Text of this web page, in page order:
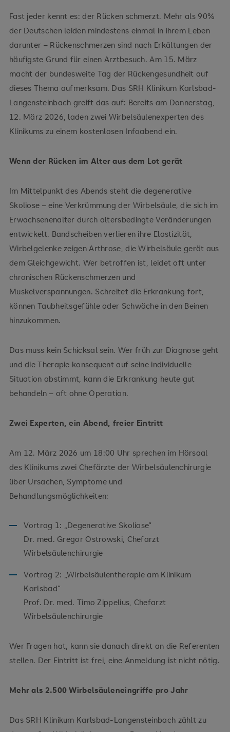
Fast jeder kennt es: der Rücken schmerzt. Mehr als 90%
der Deutschen leiden mindestens einmal in ihrem Leben
darunter – Rückenschmerzen sind nach Erkältungen der
häufigste Grund für einen Arztbesuch. Am 15. März
macht der bundesweite Tag der Rückengesundheit auf
dieses Thema aufmerksam. Das SRH Klinikum Karlsbad-
Langensteinbach greift das auf: Bereits am Donnerstag,
12. März 2026, laden zwei Wirbelsäulenexperten des
Klinikums zu einem kostenlosen Infoabend ein.
Wenn der Rücken im Alter aus dem Lot gerät
Im Mittelpunkt des Abends steht die degenerative
Skoliose – eine Verkrümmung der Wirbelsäule, die sich im
Erwachsenenalter durch altersbedingte Veränderungen
entwickelt. Bandscheiben verlieren ihre Elastizität,
Wirbelgelenke zeigen Arthrose, die Wirbelsäule gerät aus
dem Gleichgewicht. Wer betroffen ist, leidet oft unter
chronischen Rückenschmerzen und
Muskelverspannungen. Schreitet die Erkrankung fort,
können Taubheitsgefühle oder Schwäche in den Beinen
hinzukommen.
Das muss kein Schicksal sein. Wer früh zur Diagnose geht
und die Therapie konsequent auf seine individuelle
Situation abstimmt, kann die Erkrankung heute gut
behandeln – oft ohne Operation.
Zwei Experten, ein Abend, freier Eintritt
Am 12. März 2026 um 18:00 Uhr sprechen im Hörsaal
des Klinikums zwei Chefärzte der Wirbelsäulenchirurgie
über Ursachen, Symptome und
Behandlungsmöglichkeiten:
Vortrag 1: „Degenerative Skoliose“
Dr. med. Gregor Ostrowski, Chefarzt
Wirbelsäulenchirurgie
Vortrag 2: „Wirbelsäulentherapie am Klinikum
Karlsbad“
Prof. Dr. med. Timo Zippelius, Chefarzt
Wirbelsäulenchirurgie
Wer Fragen hat, kann sie danach direkt an die Referenten
stellen. Der Eintritt ist frei, eine Anmeldung ist nicht nötig.
Mehr als 2.500 Wirbelsäuleneingriffe pro Jahr
Das SRH Klinikum Karlsbad-Langensteinbach zählt zu